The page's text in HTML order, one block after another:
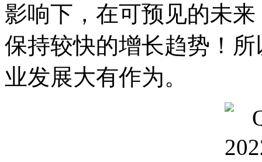
影响下，在可预见的未
保持较快的增长趋势！
业发展大有作为。